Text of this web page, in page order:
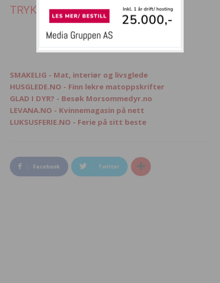
TRYKK SIDE 2 FOR SISTE 7 BILDER
1 2
SMAKELIG - Mat, interiør og livsglede
HUSGLEDE.NO - Finn lekre matoppskrifter
GLAD I DYR? - Besøk Morsommedyr.no
LEVANA.NO - Kvinnemagasin på nett
LUKSUSFERIE.NO - Ferie på sitt beste
Facebook Twitter